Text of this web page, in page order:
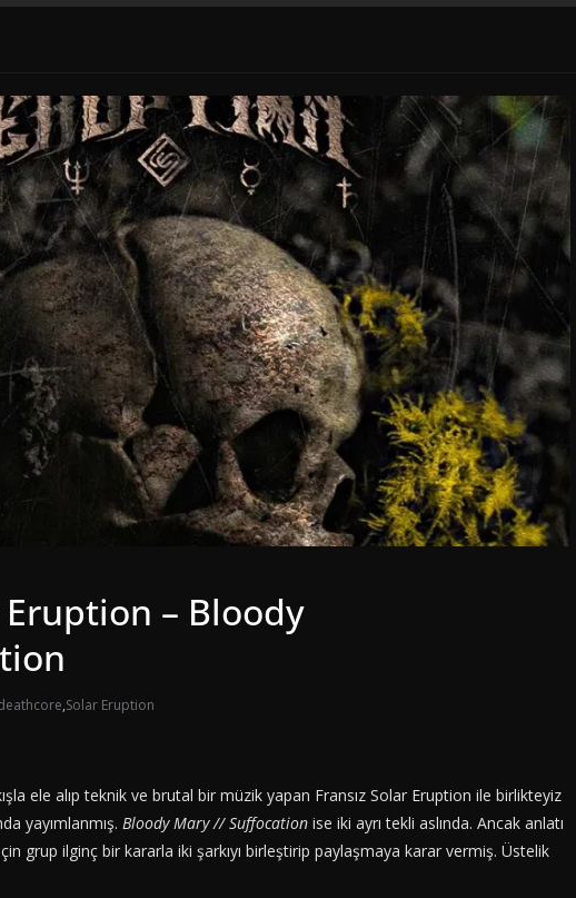
Eruption – Bloody
,Solar Eruption
ele alıp teknik ve brutal bir müzik yapan Fransız Solar Eruption ile birlikteyiz
yayımlanmış. Bloody Mary // Suffocation ise iki ayrı tekli aslında. Ancak anlatı
grup ilginç bir kararla iki şarkıyı birleştirip paylaşmaya karar vermiş. Üstelik